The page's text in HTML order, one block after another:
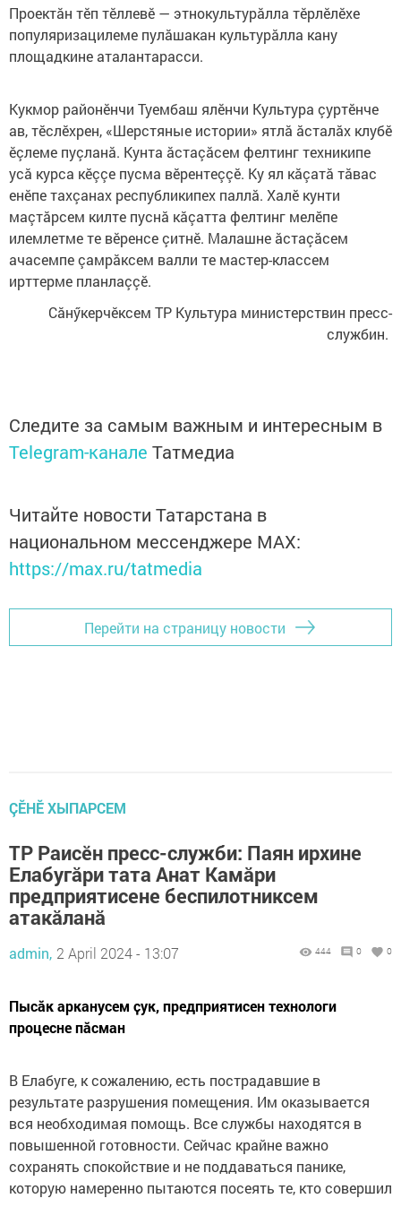
Проектăн тӗп тӗллевӗ — этнокультурăлла тӗрлӗлӗхе
популяризацилеме пулăшакан культурăлла кану
площадкине аталантарасси.
Кукмор районӗнчи Туембаш ялӗнчи Культура çуртӗнче
ав, тӗслӗхрен, «Шерстяные истории» ятлă ăсталăх клубӗ
ӗçлеме пуçланă. Кунта ăстаçăсем фелтинг техникипе
усă курса кӗççе пусма вӗрентеççӗ. Ку ял кăçатă тăвас
енӗпе тахçанах республикипех паллă. Халӗ кунти
маçтăрсем килте пуснă кăçатта фелтинг мелӗпе
илемлетме те вӗренсе çитнӗ. Малашне ăстаçăсем
ачасемпе çамрăксем валли те мастер-классем
ирттерме планлаççӗ.
Сăнӳкерчӗксем ТР Культура министерствин пресс-
службин.
Следите за самым важным и интересным в
Telegram-канале Татмедиа
Читайте новости Татарстана в
национальном мессенджере MАХ:
https://max.ru/tatmedia
Перейти на страницу новости
ÇӖНӖ ХЫПАРСЕМ
ТР Раисӗн пресс-служби: Паян ирхине
Елабугăри тата Анат Камăри
предприятисене беспилотниксем
атакăланă
admin, 2 April 2024 - 13:07 444 0 0
Пысӑк арканусем ҫук, предприятисен технологи
процесне пӑсман
В Елабуге, к сожалению, есть пострадавшие в
результате разрушения помещения. Им оказывается
вся необходимая помощь. Все службы находятся в
повышенной готовности. Сейчас крайне важно
сохранять спокойствие и не поддаваться панике,
которую намеренно пытаются посеять те, кто совершил